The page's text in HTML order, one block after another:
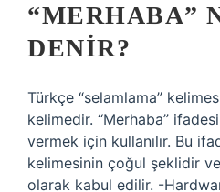
“MERHABA”
DENIR?
Türkçe “selamlama”
kelimedir. “Merhaba”
vermek için kullanılır. Bu
kelimesinin çoğul şeklidir
olarak kabul edilir. -